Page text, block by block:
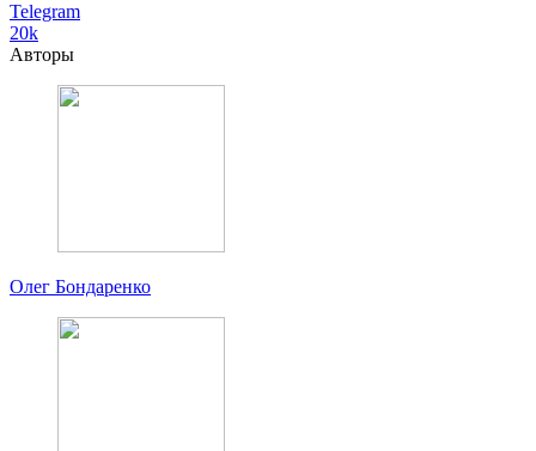
Telegram
20k
Авторы
Олег Бондаренко